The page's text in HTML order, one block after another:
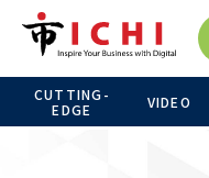
CUTTING-
EDGE
VIDEO